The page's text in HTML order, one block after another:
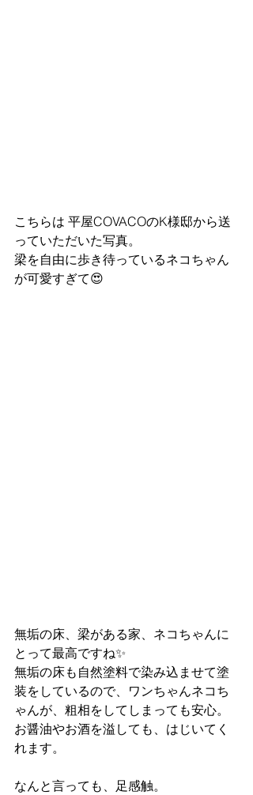
こちらは 平屋COVACOのK様邸から送
っていただいた写真。
梁を自由に歩き待っているネコちゃん
が可愛すぎて😍
無垢の床、梁がある家、ネコちゃんに
とって最高ですね✨
無垢の床も自然塗料で染み込ませて塗
装をしているので、ワンちゃんネコち
ゃんが、粗相をしてしまっても安心。
お醤油やお酒を溢しても、はじいてく
れます。
なんと言っても、足感触。